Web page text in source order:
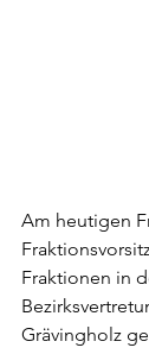
Am heutigen
Fraktionen in
Grävingholz